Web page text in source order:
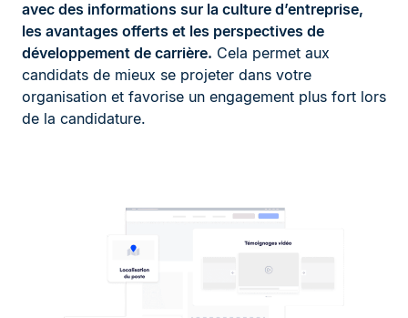
avec des informations sur la culture d’entreprise,
les avantages offerts et les perspectives de
développement de carrière. Cela permet aux
candidats de mieux se projeter dans votre
organisation et favorise un engagement plus fort lors
de la candidature.